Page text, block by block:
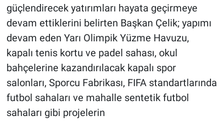
güçlendirecek yatırımları hayata geçirmeye
devam ettiklerini belirten Başkan Çelik; yapımı
devam eden Yarı Olimpik Yüzme Havuzu,
kapalı tenis kortu ve padel sahası, okul
bahçelerine kazandırılacak kapalı spor
salonları, Sporcu Fabrikası, FIFA standartlarında
futbol sahaları ve mahalle sentetik futbol
sahaları gibi projelerin